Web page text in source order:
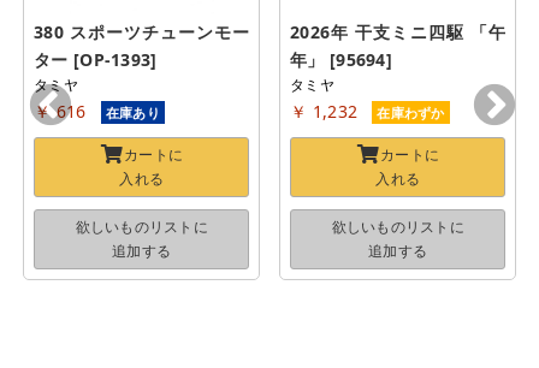
380 スポーツチューンモー
ター [OP-1393]
タミヤ
￥ 616 在庫あり
カートに
入れる
欲しいものリストに
追加する
2026年 干支ミニ四駆 「午
年」 [95694]
タミヤ
￥ 1,232 在庫わずか
カートに
入れる
欲しいものリストに
追加する